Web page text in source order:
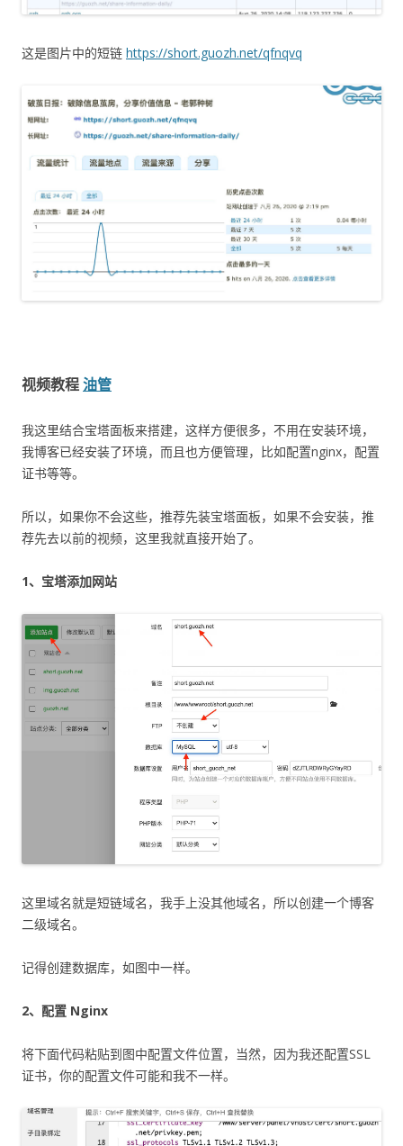
这是图片中的短链 https://short.guozh.net/qfnqvq
视频教程油管
我这里结合宝塔面板来搭建，这样方便很多，不用在安装环境，
我博客已经安装了环境，而且也方便管理，比如配置nginx，配置
证书等等。
所以，如果你不会这些，推荐先装宝塔面板，如果不会安装，推
荐先去以前的视频，这里我就直接开始了。
1、宝塔添加网站
这里域名就是短链域名，我手上没其他域名，所以创建一个博客
二级域名。
记得创建数据库，如图中一样。
2、配置 Nginx
将下面代码粘贴到图中配置文件位置，当然，因为我还配置SSL
证书，你的配置文件可能和我不一样。